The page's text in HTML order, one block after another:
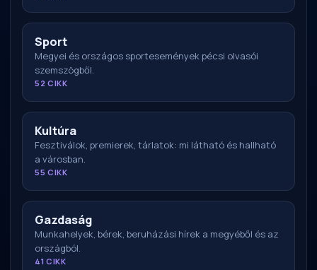
Sport
Megyei és országos sportesemények pécsi olvasói
szemszögből.
52 CIKK
Kultúra
Fesztiválok, premierek, tárlatok: mi látható és hallható
a városban.
55 CIKK
Gazdaság
Munkahelyek, bérek, beruházási hírek a megyéből és az
országból.
41 CIKK